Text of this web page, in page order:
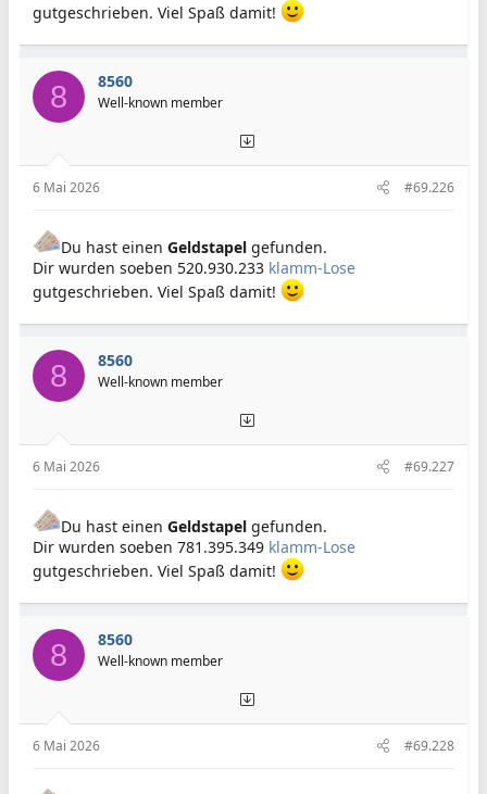
gutgeschrieben. Viel Spaß damit!
8 8560
Well-known member
6 Mai 2026 #69.226
Du hast einen Geldstapel gefunden.
Dir wurden soeben 520.930.233 klamm-Lose
gutgeschrieben. Viel Spaß damit!
8 8560
Well-known member
6 Mai 2026 #69.227
Du hast einen Geldstapel gefunden.
Dir wurden soeben 781.395.349 klamm-Lose
gutgeschrieben. Viel Spaß damit!
8 8560
Well-known member
6 Mai 2026 #69.228